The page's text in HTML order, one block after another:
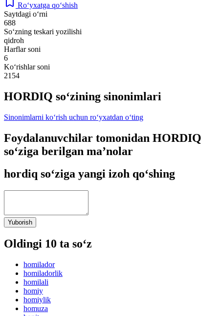
Ro‘yxatga qo‘shish
Saytdagi o‘rni
688
So‘zning teskari yozilishi
qidroh
Harflar soni
6
Ko‘rishlar soni
2154
HORDIQ so‘zining sinonimlari
Sinonimlarni ko‘rish uchun ro‘yxatdan o‘ting
Foydalanuvchilar tomonidan HORDIQ
so‘ziga berilgan ma’nolar
hordiq so‘ziga yangi izoh qo‘shing
Yuborish
Oldingi 10 ta so‘z
homilador
homiladorlik
homilali
homiy
homiylik
homuza